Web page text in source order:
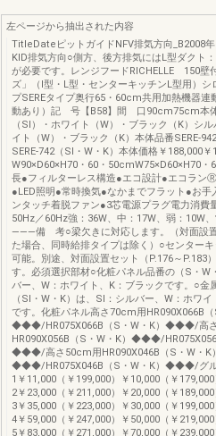
左ページから抽出された内容
TitleDateピットガイドNFV排気方向_B2008年
KID排気方向○側方、後方排気にはL型ダクト：
が必要です。レンジフードRICHELLE 150壁
ズ」（Ⅰ型・L型・センターキッチンL型用）シ
プSEREタイプ奥行65・60cm共用加熱機器連
動あり）記 号【B58】間 口90cm75cm本
（SⅠ）・ホワイト（W）・ブラック（K）シ
イト（W）・ブラック（K）本体品番SERE-
SERE-742（SI・W・K）本体価格￥188,000
W90×D60×H70・60・50cmW75×D60×H70・
長●フィルターレス構造●エコ設計●エコラン
●LED照明●常時換気●なかまでフラット●お手
ンタッチ着脱ファン●3芯電源プラグ電力消費
50Hz／60Hz強：36W、中：17W、弱：10W
―――備 考○梁欠きに対応します。（対面設
た場合、同時給排タイプは除く）○センターキ
可能。別途、対面設置セット（P.176～P.183
す。必須選択部材○化粧パネル品番の（S・W
バー、W：ホワイト、K：ブラックです。○金
（SⅠ・W・K）は、SⅠ：シルバー、W：ホワ
です。化粧パネル高さ70cm用HR090X066B（
◆◆◆/HR075X066B（S・W・K）◆◆◆/高
HR090X056B（S・W・K）◆◆◆/
◆◆◆/高さ50cm用HR090X046B（S・W・K）
◆◆◆/HR075X046B（S・W・K）◆◆◆/グ
1￥11,000（￥199,000）￥10,000（￥
2￥23,000（￥211,000）￥20,000（￥
3￥35,000（￥223,000）￥30,000（￥
4￥59,000（￥247,000）￥50,000（￥
5￥83,000（￥271,000）￥70,000（￥